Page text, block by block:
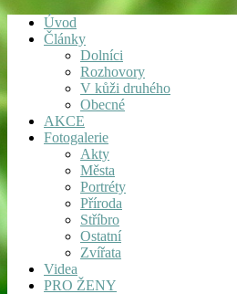
Úvod
Články
Dolníci
Rozhovory
V kůži druhého
Obecné
AKCE
Fotogalerie
Akty
Města
Portréty
Příroda
Stříbro
Ostatní
Zvířata
Videa
PRO ŽENY